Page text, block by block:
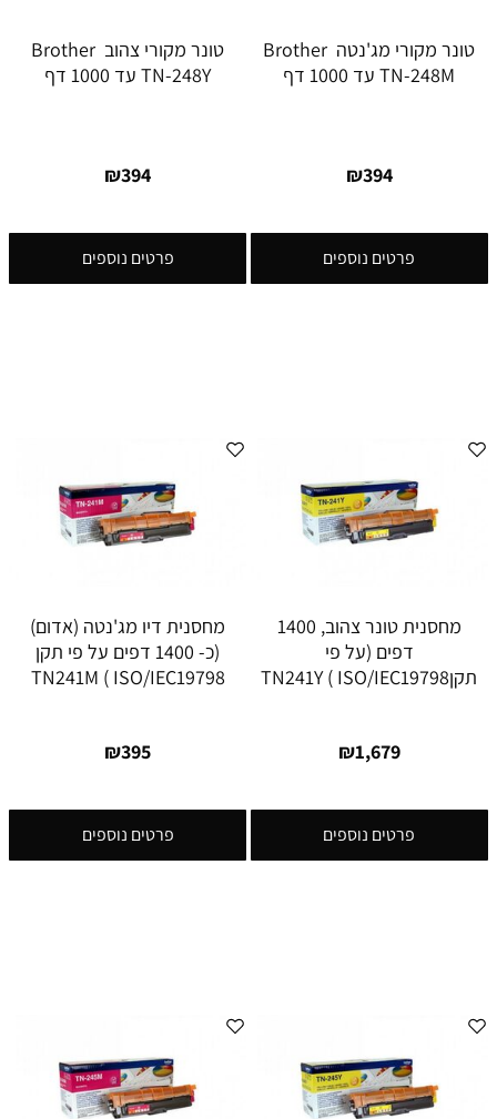
טונר מקורי מג'נטה Brother
TN-248M עד 1000 דף
₪394
פרטים נוספים
טונר מקורי צהוב Brother
TN-248Y עד 1000 דף
₪394
פרטים נוספים
מחסנית טונר צהוב, 1400
דפים (על פי
תקןISO/IEC19798 ) TN241Y
₪1,679
פרטים נוספים
מחסנית דיו מג'נטה (אדום)
(כ- 1400 דפים על פי תקן
ISO/IEC19798 ) TN241M
₪395
פרטים נוספים